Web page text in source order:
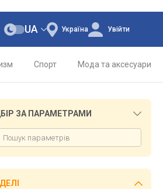
Україна
UA Увійти
Спорт Мода та аксесуари
ЗА ПАРАМЕТРАМИ